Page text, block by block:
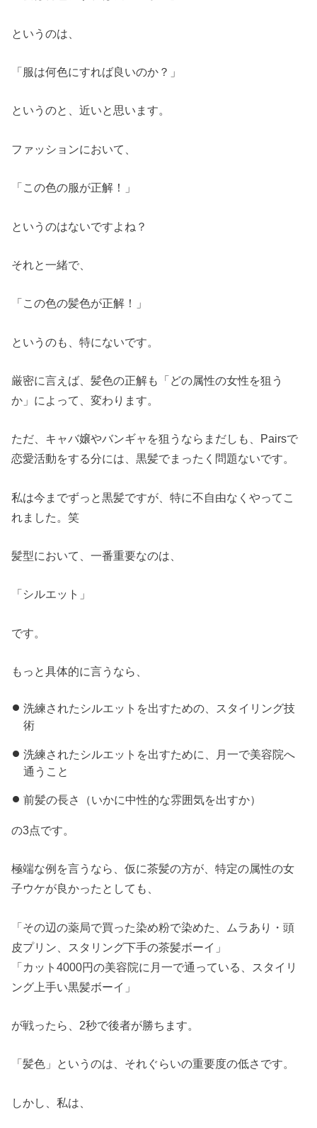
というのは、
「服は何色にすれば良いのか？」
というのと、近いと思います。
ファッションにおいて、
「この色の服が正解！」
というのはないですよね？
それと一緒で、
「この色の髪色が正解！」
というのも、特にないです。
厳密に言えば、髪色の正解も「どの属性の女性を狙う
か」によって、変わります。
ただ、キャバ嬢やバンギャを狙うならまだしも、Pairsで
恋愛活動をする分には、黒髪でまったく問題ないです。
私は今までずっと黒髪ですが、特に不自由なくやってこ
れました。笑
髪型において、一番重要なのは、
「シルエット」
です。
もっと具体的に言うなら、
洗練されたシルエットを出すための、スタイリング技
術
洗練されたシルエットを出すために、月一で美容院へ
通うこと
前髪の長さ（いかに中性的な雰囲気を出すか）
の3点です。
極端な例を言うなら、仮に茶髪の方が、特定の属性の女
子ウケが良かったとしても、
「その辺の薬局で買った染め粉で染めた、ムラあり・頭
皮プリン、スタリング下手の茶髪ボーイ」
「カット4000円の美容院に月一で通っている、スタイリ
ング上手い黒髪ボーイ」
が戦ったら、2秒で後者が勝ちます。
「髪色」というのは、それぐらいの重要度の低さです。
しかし、私は、